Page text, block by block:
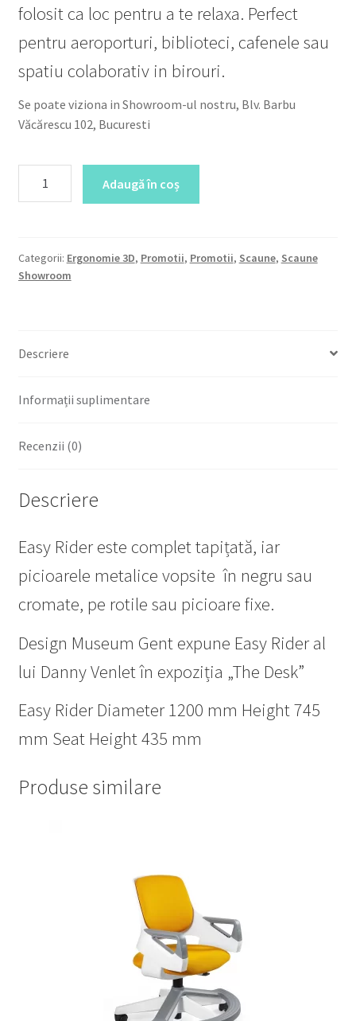
folosit ca loc pentru a te relaxa. Perfect
pentru aeroporturi, biblioteci, cafenele sau
spatiu colaborativ in birouri.
Se poate viziona in Showroom-ul nostru, Blv. Barbu
Văcărescu 102, Bucuresti
Showroom)
Adaugă în coș
Categorii: Ergonomie 3D, Promotii, Promotii, Scaune, Scaune
Showroom
Descriere
Informații suplimentare
Recenzii (0)
Descriere
Easy Rider este complet tapițată, iar
picioarele metalice vopsite în negru sau
cromate, pe rotile sau picioare fixe.
Design Museum Gent expune Easy Rider al
lui Danny Venlet în expoziția „The Desk”
Easy Rider Diameter 1200 mm Height 745
mm Seat Height 435 mm
Produse similare